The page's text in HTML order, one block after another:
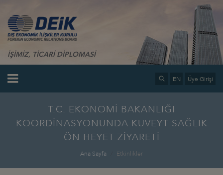
İŞİMİZ, TİCARİ DİPLOMASİ
EN Üye Girişi
T.C. EKONOMİ BAKANLIĞI
KOORDİNASYONUNDA KUVEYT SAĞLIK
ÖN HEYET ZİYARETİ
Ana Sayfa Etkinlikler